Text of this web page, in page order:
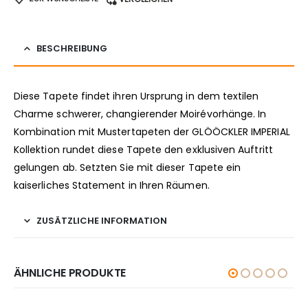
BESCHREIBUNG
Diese Tapete findet ihren Ursprung in dem textilen
Charme schwerer, changierender Moirévorhänge. In
Kombination mit Mustertapeten der GLÖÖCKLER IMPERIAL
Kollektion rundet diese Tapete den exklusiven Auftritt
gelungen ab. Setzten Sie mit dieser Tapete ein
kaiserliches Statement in Ihren Räumen.
ZUSÄTZLICHE INFORMATION
ÄHNLICHE PRODUKTE